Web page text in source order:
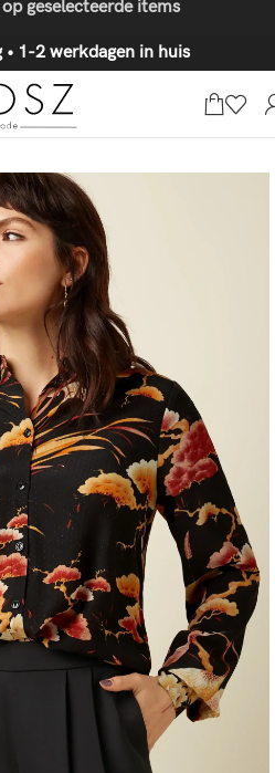
geselecteerde items
1-2 werkdagen in huis